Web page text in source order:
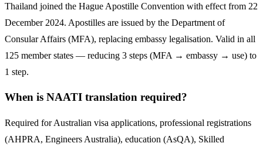
Thailand joined the Hague Apostille Convention with effect from 22
December 2024. Apostilles are issued by the Department of
Consular Affairs (MFA), replacing embassy legalisation. Valid in all
125 member states — reducing 3 steps (MFA → embassy → use) to
1 step.
When is NAATI translation required?
Required for Australian visa applications, professional registrations
(AHPRA, Engineers Australia), education (AsQA), Skilled